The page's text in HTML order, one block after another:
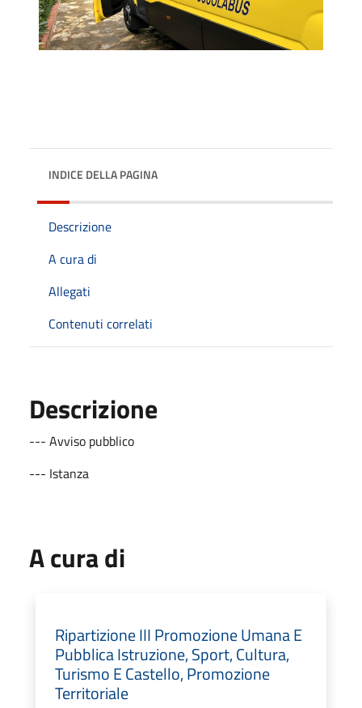
INDICE DELLA PAGINA
Descrizione
A cura di
Allegati
Contenuti correlati
Descrizione
--- Avviso pubblico
--- Istanza
A cura di
Ripartizione III Promozione Umana E
Pubblica Istruzione, Sport, Cultura,
Turismo E Castello, Promozione
Territoriale